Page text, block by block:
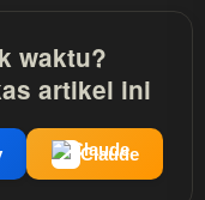
waktu?
artikel ini
Claude